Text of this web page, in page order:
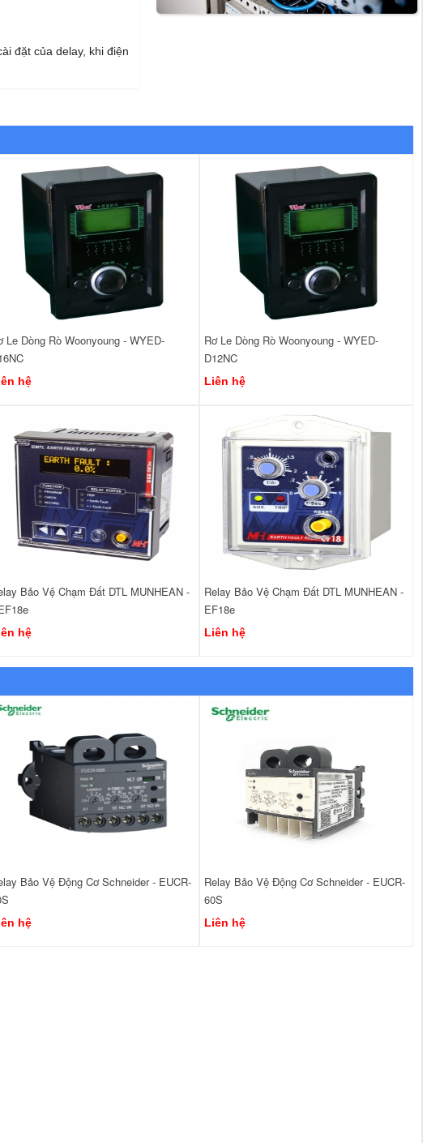
đặt của delay, khi điện
Le Dòng Rò Woonyoung - WYED-
hệ
Rơ Le Dòng Rò Woonyoung - WYED-
D12NC
Liên hệ
Bảo Vệ Chạm Đất DTL MUNHEAN -
hệ
Relay Bảo Vệ Chạm Đất DTL MUNHEAN -
EF18e
Liên hệ
Bảo Vệ Động Cơ Schneider - EUCR-
hệ
Relay Bảo Vệ Động Cơ Schneider - EUCR-
60S
Liên hệ